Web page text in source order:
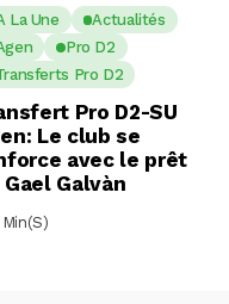
La Une
Actualités
Pro D2
Pro D2
Pro D2-SU
Le club se
avec le prêt
Gael Galvàn
Min(s)